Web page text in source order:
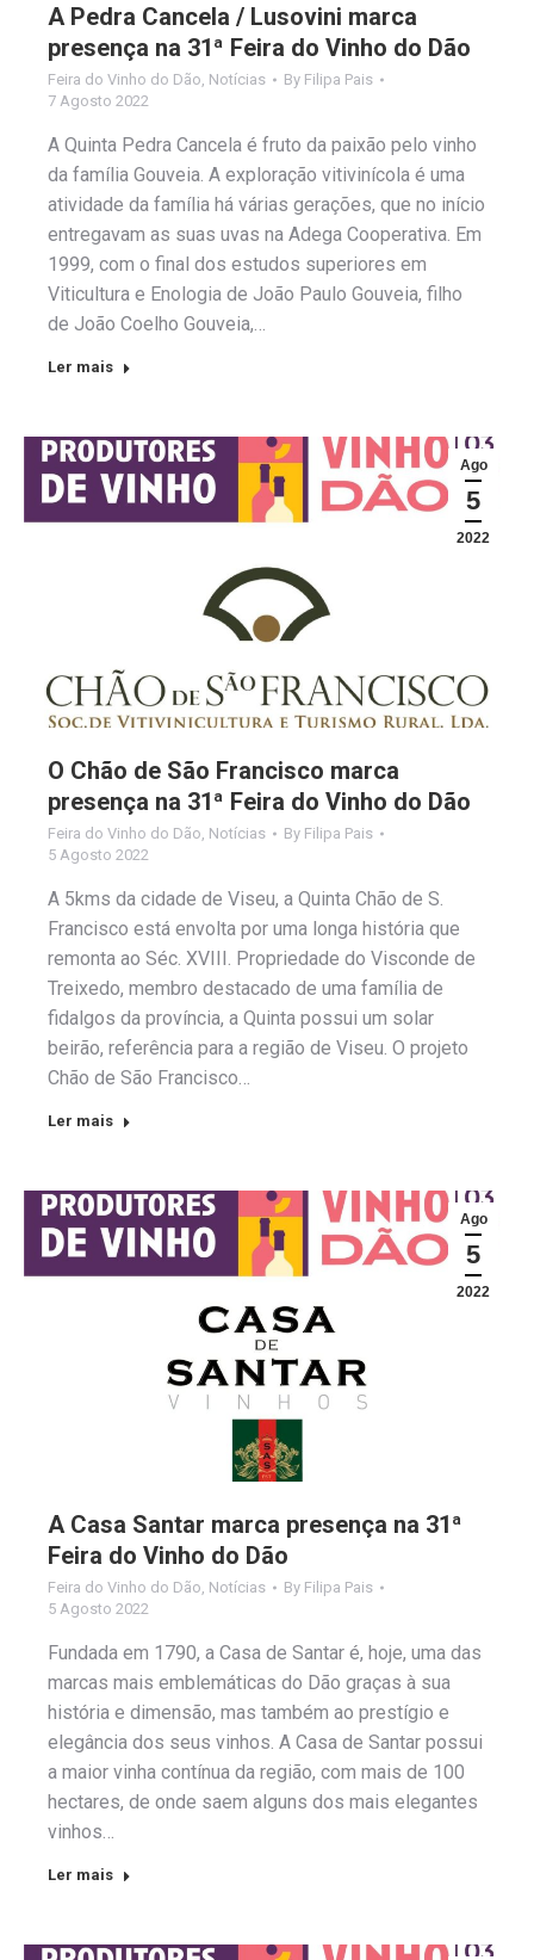
A Pedra Cancela / Lusovini marca
presença na 31ª Feira do Vinho do Dão
Feira do Vinho do Dão Notícias By Filipa Pais
7 Agosto 2022
A Quinta Pedra Cancela é fruto da paixão pelo vinho
da família Gouveia. A exploração vitivinícola é uma
atividade da família há várias gerações, que no início
entregavam as suas uvas na Adega Cooperativa. Em
1999, com o final dos estudos superiores em
Viticultura e Enologia de João Paulo Gouveia, filho
de João Coelho Gouveia,…
Ler mais
Ago
5
2022
O Chão de São Francisco marca
presença na 31ª Feira do Vinho do Dão
Feira do Vinho do Dão, Notícias By Filipa Pais
5 Agosto 2022
A 5kms da cidade de Viseu, a Quinta Chão de S.
Francisco está envolta por uma longa história que
remonta ao Séc. XVIII. Propriedade do Visconde de
Treixedo, membro destacado de uma família de
fidalgos da província, a Quinta possui um solar
beirão, referência para a região de Viseu. O projeto
Chão de São Francisco…
Ler mais
Ago
5
2022
A Casa Santar marca presença na 31ª
Feira do Vinho do Dão
Feira do Vinho do Dão, Notícias By Filipa Pais
5 Agosto 2022
Fundada em 1790, a Casa de Santar é, hoje, uma das
marcas mais emblemáticas do Dão graças à sua
história e dimensão, mas também ao prestígio e
elegância dos seus vinhos. A Casa de Santar possui
a maior vinha contínua da região, com mais de 100
hectares, de onde saem alguns dos mais elegantes
vinhos…
Ler mais